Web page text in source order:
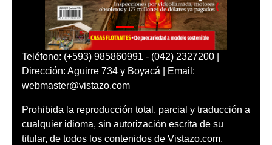
Teléfono: (+593) 985860991 - (042) 2327200 |
Dirección: Aguirre 734 y Boyacá | Email:
webmaster@vistazo.com
Prohibida la reproducción total, parcial y traducción a
cualquier idioma, sin autorización escrita de su
titular, de todos los contenidos de Vistazo.com.